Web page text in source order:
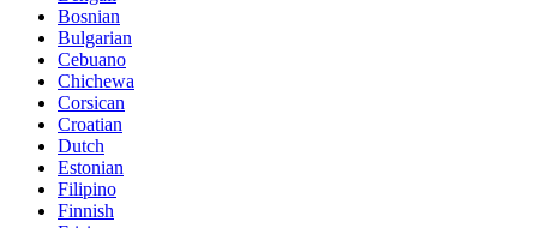
Bosnian
Bulgarian
Cebuano
Chichewa
Corsican
Croatian
Dutch
Estonian
Filipino
Finnish